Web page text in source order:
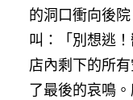
的洞口衝向後
叫：「別想逃
店內剩下的所
了最後的哀鳴